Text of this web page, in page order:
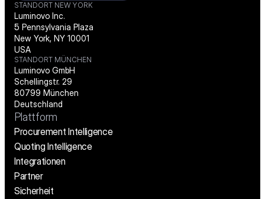
STANDORT NEW YORK
Luminovo Inc.
5 Pennsylvania Plaza
New York, NY 10001
USA
STANDORT MÜNCHEN
Luminovo GmbH
Schellingstr. 29
80799 München
Deutschland
Plattform
Procurement Intelligence
Quoting Intelligence
Integrationen
Partner
Sicherheit